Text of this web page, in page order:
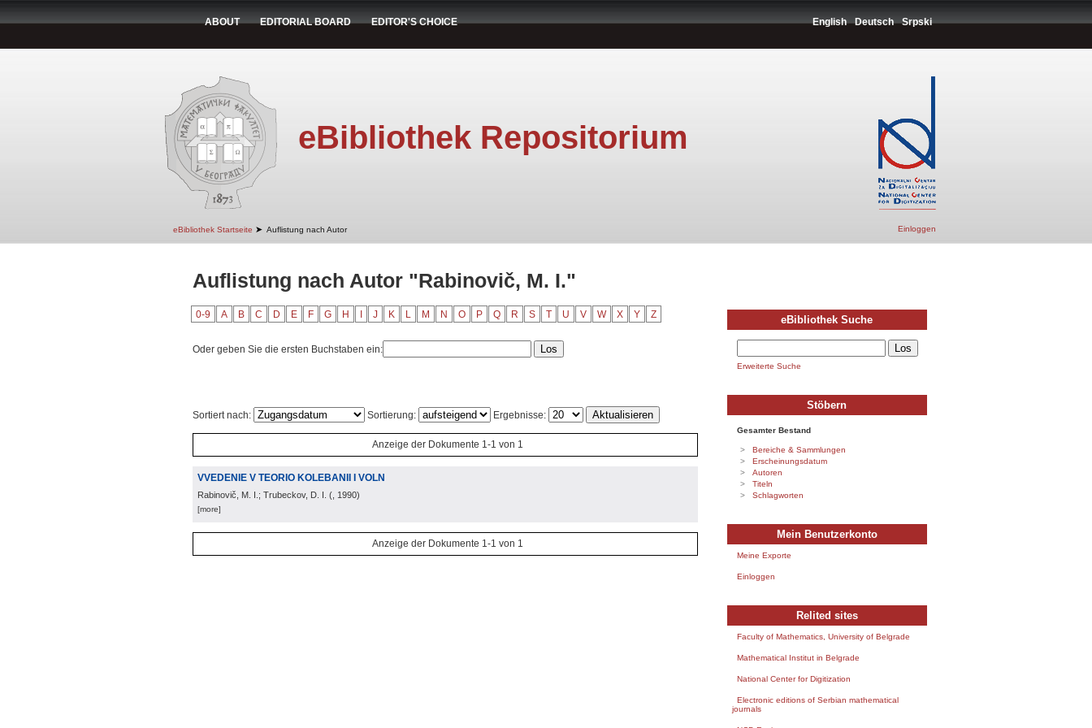
ABOUT EDITORIAL BOARD EDITOR'S CHOICE English Deutsch Srpski
eBibliothek Repositorium
eBibliothek Startseite ➤ Auflistung nach Autor Einloggen
Auflistung nach Autor "Rabinovič, M. I."
0-9 A B C D E F G H J K L M N O P Q R S T U V W X Y Z
Oder geben Sie die ersten Buchstaben ein:
Sortiert nach: Sortierung: Ergebnisse:
Anzeige der Dokumente 1-1 von 1
VVEDENIE V TEORIO KOLEBANII I VOLN
Rabinovič, M. I.; Trubeckov, D. I. ( , 1990)
[more]
Anzeige der Dokumente 1-1 von 1
eBibliothek Suche
Erweiterte Suche
Stöbern
Gesamter Bestand
Bereiche & Sammlungen
Erscheinungsdatum
Autoren
Titeln
Schlagworten
Mein Benutzerkonto
Meine Exporte
Einloggen
Relited sites
Faculty of Mathematics, University of Belgrade
Mathematical Institut in Belgrade
National Center for Digitization
Electronic editions of Serbian mathematical
journals